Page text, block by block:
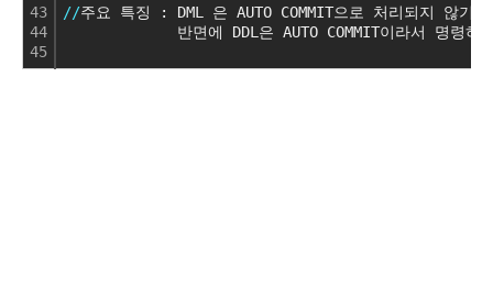
43
44
45
//주요 특징 : DML 은 AUTO COMMIT으로 처리되지 않
반면에 DDL은 AUTO COMMIT이라서 명령하는